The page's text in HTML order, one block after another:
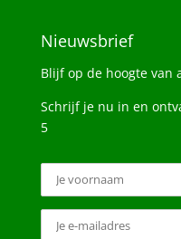
Nieuwsbrief
Blijf op de hoogte van
Schrijf je nu in en
5